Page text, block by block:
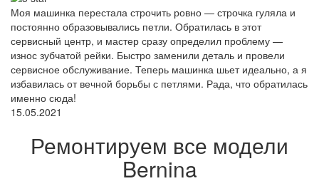
Моя машинка перестала строчить ровно — строчка гуляла и
постоянно образовывались петли. Обратилась в этот
сервисный центр, и мастер сразу определил проблему —
износ зубчатой рейки. Быстро заменили деталь и провели
сервисное обслуживание. Теперь машинка шьет идеально, а я
избавилась от вечной борьбы с петлями. Рада, что обратилась
именно сюда!
15.05.2021
Ремонтируем все модели
Bernina